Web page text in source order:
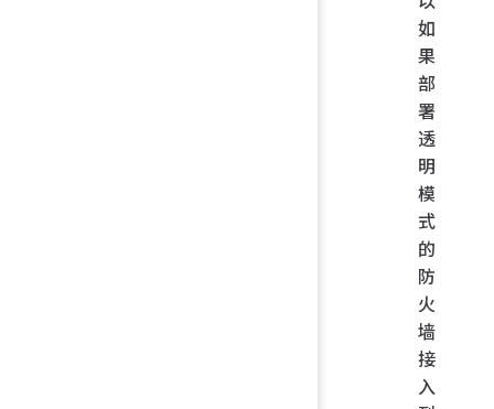
如
果
部
署
透
明
模
式
的
防
火
墙
接
入